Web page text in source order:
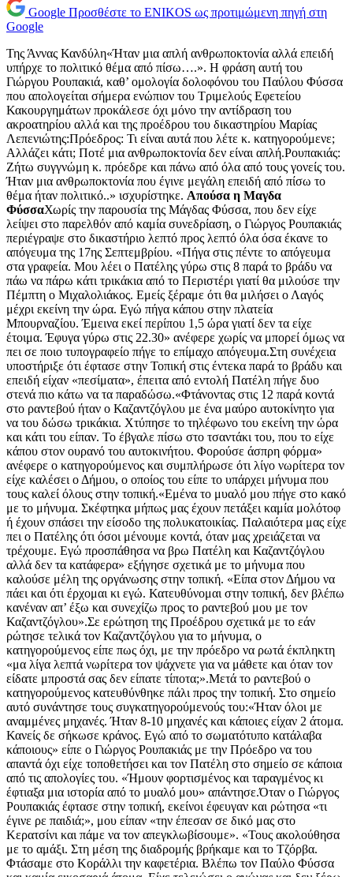
Google Προσθέστε το ENIKOS ως προτιμώμενη πηγή στη
Google
Της Άννας Κανδύλη«Ήταν μια απλή ανθρωποκτονία αλλά επειδή
υπήρχε το πολιτικό θέμα από πίσω….». Η φράση αυτή του
Γιώργου Ρουπακιά, καθ’ ομολογία δολοφόνου του Παύλου Φύσσα
που απολογείται σήμερα ενώπιον του Τριμελούς Εφετείου
Κακουργημάτων προκάλεσε όχι μόνο την αντίδραση του
ακροατηρίου αλλά και της προέδρου του δικαστηρίου Μαρίας
Λεπενιώτης:Πρόεδρος: Τι είναι αυτά που λέτε κ. κατηγορούμενε;
Αλλάζει κάτι; Ποτέ μια ανθρωποκτονία δεν είναι απλή.Ρουπακιάς:
Ζήτω συγγνώμη κ. πρόεδρε και πάνω από όλα από τους γονείς του.
Ήταν μια ανθρωποκτονία που έγινε μεγάλη επειδή από πίσω το
θέμα ήταν πολιτικό..» ισχυρίστηκε. Απούσα η Mαγδα
ΦύσσαΧωρίς την παρουσία της Μάγδας Φύσσα, που δεν είχε
λείψει στο παρελθόν από καμία συνεδρίαση, ο Γιώργος Ρουπακιάς
περιέγραψε στο δικαστήριο λεπτό προς λεπτό όλα όσα έκανε το
απόγευμα της 17ης Σεπτεμβρίου. «Πήγα στις πέντε το απόγευμα
στα γραφεία. Μου λέει ο Πατέλης γύρω στις 8 παρά το βράδυ να
πάω να πάρω κάτι τρικάκια από το Περιστέρι γιατί θα μιλούσε την
Πέμπτη ο Μιχαλολιάκος. Εμείς ξέραμε ότι θα μιλήσει ο Λαγός
μέχρι εκείνη την ώρα. Εγώ πήγα κάπου στην πλατεία
Μπουρναζίου. Έμεινα εκεί περίπου 1,5 ώρα γιατί δεν τα είχε
έτοιμα. Έφυγα γύρω στις 22.30» ανέφερε χωρίς να μπορεί όμως να
πει σε ποιο τυπογραφείο πήγε το επίμαχο απόγευμα.Στη συνέχεια
υποστήριξε ότι έφτασε στην Τοπική στις έντεκα παρά το βράδυ και
επειδή είχαν «πεσίματα», έπειτα από εντολή Πατέλη πήγε δυο
στενά πιο κάτω να τα παραδώσω.«Φτάνοντας στις 12 παρά κοντά
στο ραντεβού ήταν ο Καζαντζόγλου με ένα μαύρο αυτοκίνητο για
να του δώσω τρικάκια. Χτύπησε το τηλέφωνο του εκείνη την ώρα
και κάτι του είπαν. Το έβγαλε πίσω στο τσαντάκι του, που το είχε
κάπου στον ουρανό του αυτοκινήτου. Φορούσε άσπρη φόρμα»
ανέφερε ο κατηγορούμενος και συμπλήρωσε ότι λίγο νωρίτερα τον
είχε καλέσει ο Δήμου, ο οποίος του είπε το υπάρχει μήνυμα που
τους καλεί όλους στην τοπική.«Εμένα το μυαλό μου πήγε στο κακό
με το μήνυμα. Σκέφτηκα μήπως μας έχουν πετάξει καμία μολότοφ
ή έχουν σπάσει την είσοδο της πολυκατοικίας. Παλαιότερα μας είχε
πει ο Πατέλης ότι όσοι μένουμε κοντά, όταν μας χρειάζεται να
τρέχουμε. Εγώ προσπάθησα να βρω Πατέλη και Καζαντζόγλου
αλλά δεν τα κατάφερα» εξήγησε σχετικά με το μήνυμα που
καλούσε μέλη της οργάνωσης στην τοπική. «Είπα στον Δήμου να
πάει και ότι έρχομαι κι εγώ. Κατευθύνομαι στην τοπική, δεν βλέπω
κανέναν απ’ έξω και συνεχίζω προς το ραντεβού μου με τον
Καζαντζόγλου».Σε ερώτηση της Προέδρου σχετικά με το εάν
ρώτησε τελικά τον Καζαντζόγλου για το μήνυμα, ο
κατηγορούμενος είπε πως όχι, με την πρόεδρο να ρωτά έκπληκτη
«μα λίγα λεπτά νωρίτερα τον ψάχνετε για να μάθετε και όταν τον
είδατε μπροστά σας δεν είπατε τίποτα;».Μετά το ραντεβού ο
κατηγορούμενος κατευθύνθηκε πάλι προς την τοπική. Στο σημείο
αυτό συνάντησε τους συγκατηγορούμενούς του:«Ήταν όλοι με
αναμμένες μηχανές. Ήταν 8-10 μηχανές και κάποιες είχαν 2 άτομα.
Κανείς δε σήκωσε κράνος. Εγώ από το σωματότυπο κατάλαβα
κάποιους» είπε ο Γιώργος Ρουπακιάς με την Πρόεδρο να του
απαντά όχι είχε τοποθετήσει και τον Πατέλη στο σημείο σε κάποια
από τις απολογίες του. «Ήμουν φορτισμένος και ταραγμένος κι
έφτιαξα μια ιστορία από το μυαλό μου» απάντησε.Όταν ο Γιώργος
Ρουπακιάς έφτασε στην τοπική, εκείνοι έφευγαν και ρώτησα «τι
έγινε ρε παιδιά;», μου είπαν «την έπεσαν σε δικό μας στο
Κερατσίνι και πάμε να τον απεγκλωβίσουμε». «Τους ακολούθησα
με το αμάξι. Στη μέση της διαδρομής βρήκαμε και το Τζόρβα.
Φτάσαμε στο Κοράλλι την καφετέρια. Βλέπω τον Παύλο Φύσσα